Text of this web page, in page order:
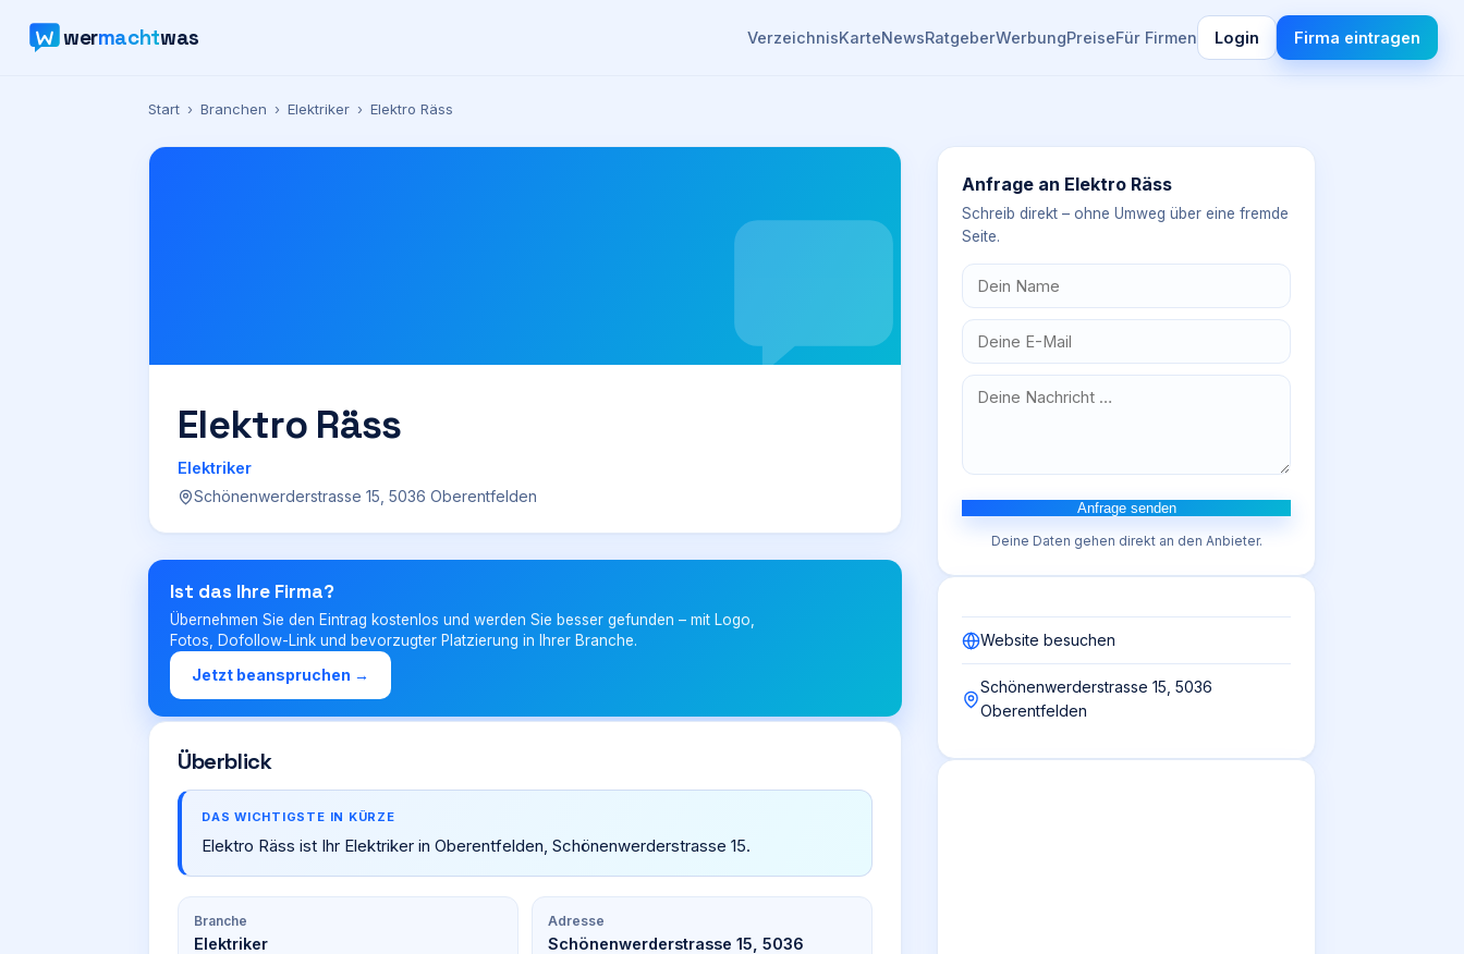
wermachtwas VerzeichnisKarteNewsRatgeberWerbungPreiseFür Firmen Login Firma eintragen
Start › Branchen › Elektriker › Elektro Räss
Elektro Räss
Elektriker
Schönenwerderstrasse 15, 5036 Oberentfelden
Ist das Ihre Firma?
Übernehmen Sie den Eintrag kostenlos und werden Sie besser gefunden – mit Logo,
Fotos, Dofollow-Link und bevorzugter Platzierung in Ihrer Branche.
Jetzt beanspruchen →
Überblick
DAS WICHTIGSTE IN KÜRZE
Elektro Räss ist Ihr Elektriker in Oberentfelden, Schönenwerderstrasse 15.
Branche
Elektriker
Adresse
Schönenwerderstrasse 15, 5036
Anfrage an Elektro Räss
Schreib direkt – ohne Umweg über eine fremde
Seite.
Anfrage senden
Deine Daten gehen direkt an den Anbieter.
Website besuchen
Schönenwerderstrasse 15, 5036
Oberentfelden